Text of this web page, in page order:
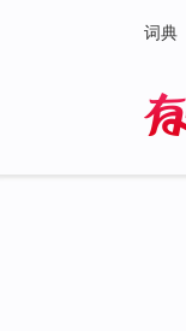
词典